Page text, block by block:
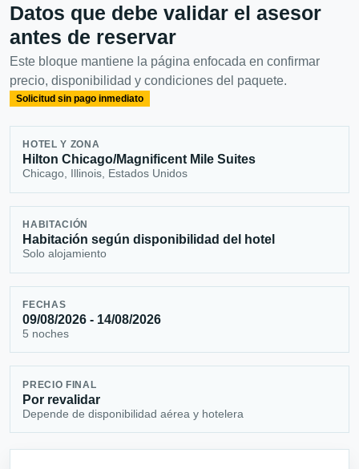
Datos que debe validar el asesor
antes de reservar
Este bloque mantiene la página enfocada en confirmar
precio, disponibilidad y condiciones del paquete.
Solicitud sin pago inmediato
HOTEL Y ZONA
Hilton Chicago/Magnificent Mile Suites
Chicago, Illinois, Estados Unidos
HABITACIÓN
Habitación según disponibilidad del hotel
Solo alojamiento
FECHAS
09/08/2026 - 14/08/2026
5 noches
PRECIO FINAL
Por revalidar
Depende de disponibilidad aérea y hotelera